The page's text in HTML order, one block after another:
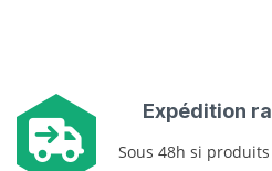
Expédition
Sous 48h si